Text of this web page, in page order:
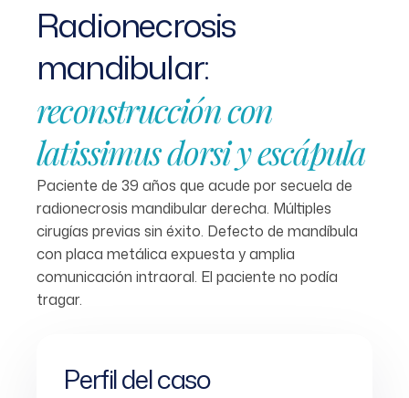
Perfil del caso
Radionecrosis
mandibular:
reconstruccióncon
latissimusdorsiyescápula
Paciente de 39 años que acude por secuela de
radionecrosis mandibular derecha. Múltiples
cirugías previas sin éxito. Defecto de mandíbula
con placa metálica expuesta y amplia
comunicación intraoral. El paciente no podía
tragar.